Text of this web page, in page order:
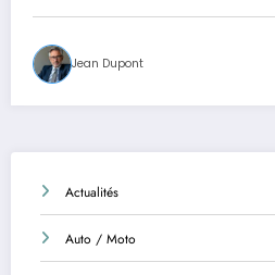
Jean Dupont
Actualités
Auto / Moto